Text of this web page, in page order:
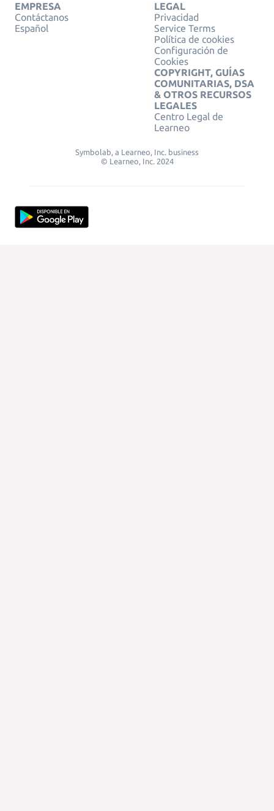
EMPRESA
Contáctanos
Español
LEGAL
Privacidad
Service Terms
Política de cookies
Configuración de
Cookies
COPYRIGHT, GUÍAS
COMUNITARIAS, DSA
& OTROS RECURSOS
LEGALES
Centro Legal de
Learneo
Symbolab, a Learneo, Inc. business
© Learneo, Inc. 2024